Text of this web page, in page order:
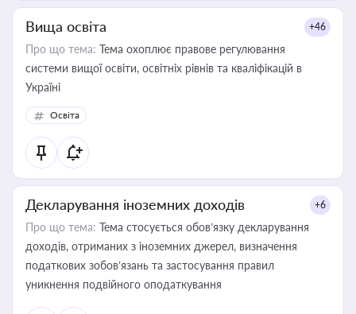
Вища освіта +46
Про що тема: Тема охоплює правове регулювання
системи вищої освіти, освітніх рівнів та кваліфікацій в
Україні
Освіта
Декларування іноземних доходів +6
Про що тема: Тема стосується обов’язку декларування
доходів, отриманих з іноземних джерел, визначення
податкових зобов’язань та застосування правил
уникнення подвійного оподаткування